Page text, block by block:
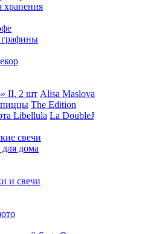
хранения
II, 2 шт Alisa Maslova
пиццы The Edition
Libellula La DoubleJ
свечи
дома
и свечи